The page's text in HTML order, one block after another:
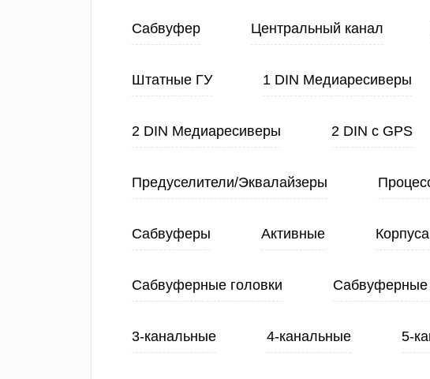
Сабвуфер Центральный канал
Штатные ГУ 1 DIN Медиаресиверы
2 DIN Медиаресиверы 2 DIN с GPS
Предуселители/Эквалайзеры
Сабвуферы Активные
Сабвуферные головки Сабвуферные
3-канальные 4-канальные 5-